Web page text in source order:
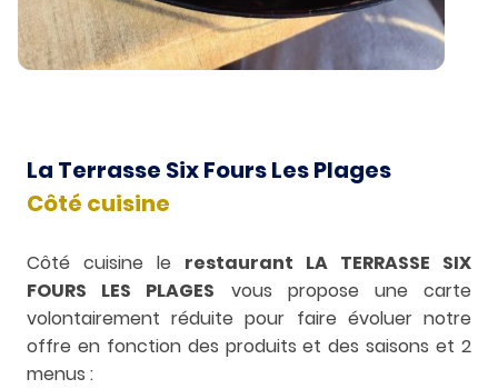
La Terrasse Six Fours Les Plages
Côté cuisine
Côté cuisine le restaurant LA TERRASSE SIX
FOURS LES PLAGES vous propose une carte
volontairement réduite pour faire évoluer notre
offre en fonction des produits et des saisons et 2
menus :